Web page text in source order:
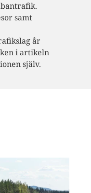
samt
år
i artikeln
själv.